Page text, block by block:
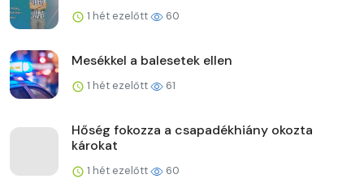
1 hét ezelőtt 60
Mesékkel a balesetek ellen
1 hét ezelőtt 61
Hőség fokozza a csapadékhiány okozta
károkat
1 hét ezelőtt 60